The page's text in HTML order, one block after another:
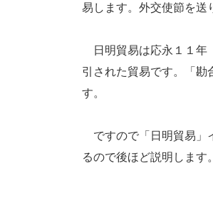
易します。外交使節を送
日明貿易は応永１１年
引された貿易です。「勘
す。
ですので「日明貿易」
るので後ほど説明します。